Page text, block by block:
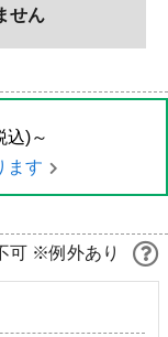
せん
込)～
ます
可 ※例外あり